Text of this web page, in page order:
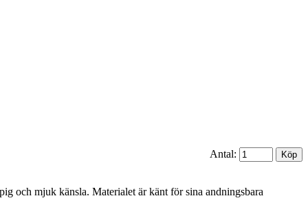
Antal:
och mjuk känsla. Materialet är känt för sina andningsbara